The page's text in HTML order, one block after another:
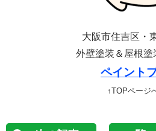
大阪市住吉区・
外壁塗装＆屋根塗
ペイント
↑TOPページ